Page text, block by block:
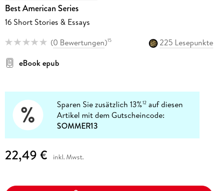
Best American Series
16 Short Stories & Essays
(0 Bewertungen)15
225 Lesepunkte
eBook epub
Sparen Sie zusätzlich 13%12 auf diesen
Artikel mit dem Gutscheincode:
SOMMER13
22,49 € inkl. Mwst.